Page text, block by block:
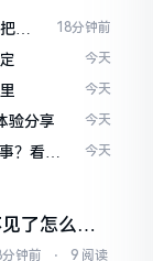
手
18分钟前
今天
今天
验分享 今天
？看完
今天
了怎么
你找回
钟前 ⋅ 9 阅读